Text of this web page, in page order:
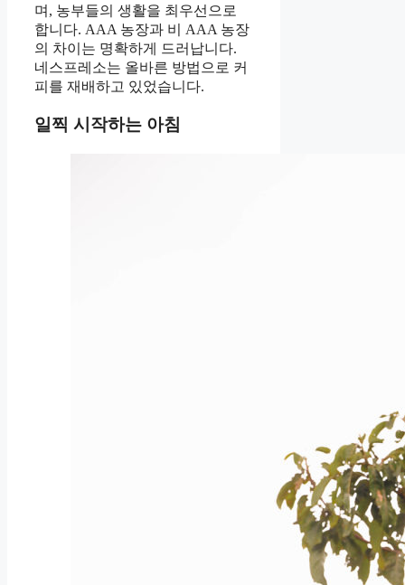
며, 농부들의 생활을 최우선으로
합니다. AAA 농장과 비 AAA 농장
의 차이는 명확하게 드러납니다.
네스프레소는 올바른 방법으로 커
피를 재배하고 있었습니다.
일찍 시작하는 아침